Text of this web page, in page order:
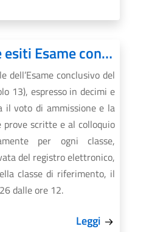
577. Pubblicazione esiti Esame conclusivo I ciclo
dell’Esame conclusivo del
13), espresso in decimi e
il voto di ammissione e la
scritte e al colloquio
per ogni classe,
del registro elettronico,
classe di riferimento, il
dalle ore 12.
Leggi